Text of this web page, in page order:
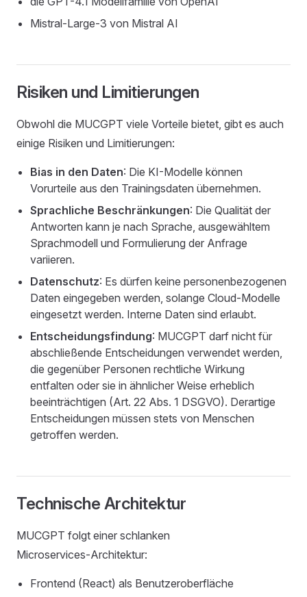
Mistral-Large-3 von Mistral AI
Risiken und Limitierungen
Obwohl die MUCGPT viele Vorteile bietet, gibt es auch
einige Risiken und Limitierungen:
Bias in den Daten: Die KI-Modelle können
Vorurteile aus den Trainingsdaten übernehmen.
Sprachliche Beschränkungen: Die Qualität der
Antworten kann je nach Sprache, ausgewähltem
Sprachmodell und Formulierung der Anfrage
variieren.
Datenschutz: Es dürfen keine personenbezogenen
Daten eingegeben werden, solange Cloud‑Modelle
eingesetzt werden. Interne Daten sind erlaubt.
Entscheidungsfindung: MUCGPT darf nicht für
abschließende Entscheidungen verwendet werden,
die gegenüber Personen rechtliche Wirkung
entfalten oder sie in ähnlicher Weise erheblich
beeinträchtigen (Art. 22 Abs. 1 DSGVO). Derartige
Entscheidungen müssen stets von Menschen
getroffen werden.
Technische Architektur
MUCGPT folgt einer schlanken
Microservices‑Architektur:
Frontend (React) als Benutzeroberfläche